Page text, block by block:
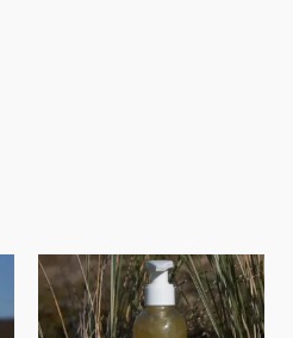
Plage
de
prix :
5,50 €